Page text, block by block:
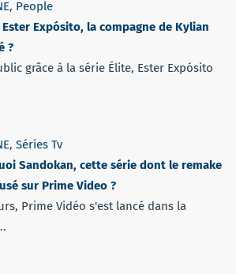
, People
Expósito, la compagne de Kylian
?
grâce à la série Élite, Ester Expósito
, Séries Tv
Sandokan, cette série dont le remake
sur Prime Video ?
Prime Vidéo s'est lancé dans la